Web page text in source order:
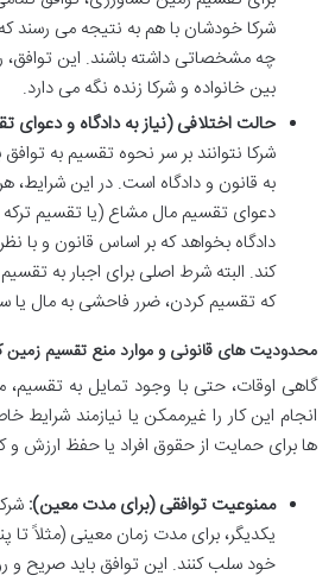
شرکا خودشان با هم به نتیجه می رسند
چه مشخصاتی داشته باشند. این
بین خانواده و شرکا زنده نگه می دارد.
حالت اختلافی (نیاز به دادگاه و
شرکا نتوانند بر سر نحوه تقسیم به توافق
به قانون و دادگاه است. در این شرایط،
دعوای تقسیم مال مشاع (یا تقسیم ترکه
دادگاه بخواهد که بر اساس قانون و با
کند. البته شرط اصلی برای اجبار به
که تقسیم کردن، ضرر فاحشی به مال یا
محدودیت های قانونی و موارد منع تقسیم زمین
گاهی اوقات، حتی با وجود تمایل به تقسیم،
انجام این کار را غیرممکن یا نیازمند
ها برای حمایت از حقوق افراد یا حفظ ارزش
ممنوعیت توافقی (برای مدت معین):
یکدیگر، برای مدت زمان معینی (مثلاً
خود سلب کنند. این توافق باید صریح و